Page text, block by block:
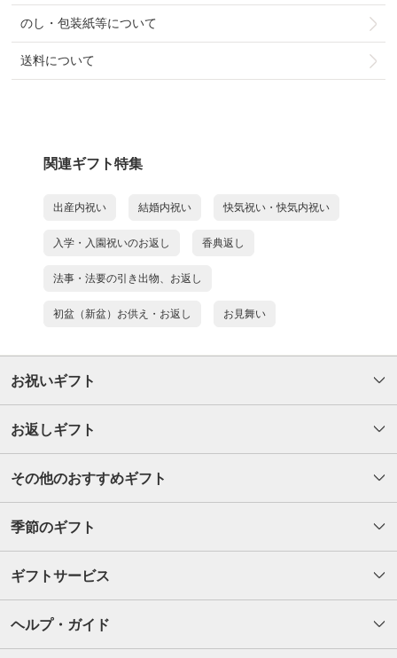
のし・包装紙等について
送料について
関連ギフト特集
出産内祝い 結婚内祝い 快気祝い・快気内祝い
入学・入園祝いのお返し 香典返し
法事・法要の引き出物、お返し
初盆（新盆）お供え・お返し お見舞い
お祝いギフト
お返しギフト
その他のおすすめギフト
季節のギフト
ギフトサービス
ヘルプ・ガイド